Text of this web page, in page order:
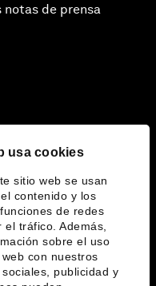
usa cookies
sitio web se usan
contenido y los
de redes
tráfico. Además,
sobre el uso
con nuestros
publicidad y
de prensa